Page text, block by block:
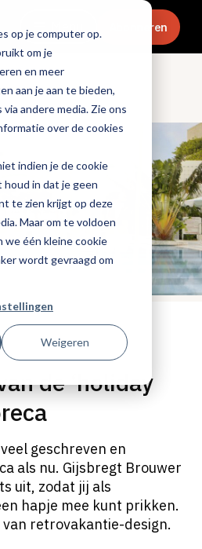
op je computer op.
om je
en meer
aan je aan te bieden,
andere media. Zie ons
over de cookies
indien je de cookie
in dat je geen
te zien krijgt op deze
Maar om te voldoen
we één kleine cookie
wordt gevraagd om
Weigeren
Menu Abonneren
,nieuwe-zaken
2021
de ‘holiday
geschreven en
als nu. Gijsbregt Brouwer
uit, zodat jij als
hapje mee kunt prikken.
retrovakantie-design.